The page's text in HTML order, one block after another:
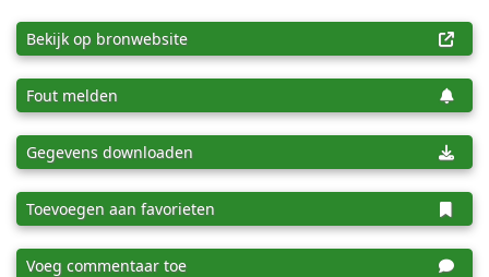
Bekijk op bronwebsite
Fout melden
Gegevens downloaden
Toevoegen aan favorieten
Voeg commentaar toe